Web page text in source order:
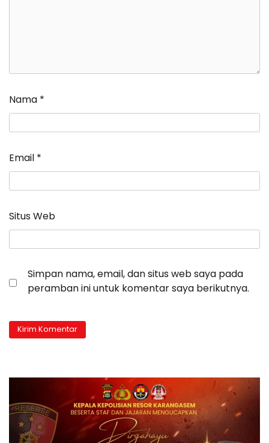
Nama *
Email *
Situs Web
Simpan nama, email, dan situs web saya pada
peramban ini untuk komentar saya berikutnya.